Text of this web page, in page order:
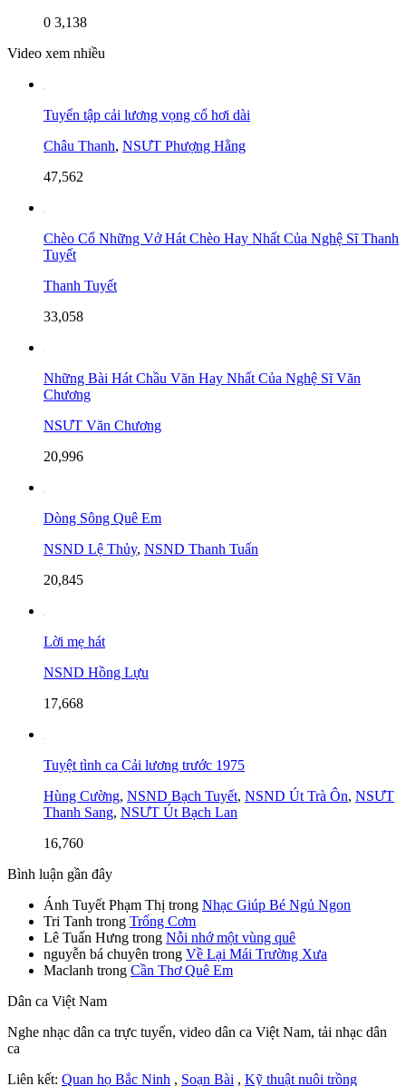
0 3,138
Video xem nhiều
Tuyển tập cải lương vọng cổ hơi dài
Châu Thanh, NSƯT Phượng Hằng
47,562
Chèo Cổ Những Vở Hát Chèo Hay Nhất Của Nghệ Sĩ Thanh
Tuyết
Thanh Tuyết
33,058
Những Bài Hát Chầu Văn Hay Nhất Của Nghệ Sĩ Văn
Chương
NSƯT Văn Chương
20,996
Dòng Sông Quê Em
NSND Lệ Thủy, NSND Thanh Tuấn
20,845
Lời mẹ hát
NSND Hồng Lựu
17,668
Tuyệt tình ca Cải lương trước 1975
Hùng Cường, NSND Bạch Tuyết, NSND Út Trà Ôn, NSƯT
Thanh Sang, NSƯT Út Bạch Lan
16,760
Bình luận gần đây
Ánh Tuyết Phạm Thị trong Nhạc Giúp Bé Ngủ Ngon
Tri Tanh trong Trống Cơm
Lê Tuấn Hưng trong Nỗi nhớ một vùng quê
nguyễn bá chuyên trong Về Lại Mái Trường Xưa
Maclanh trong Cần Thơ Quê Em
Dân ca Việt Nam
Nghe nhạc dân ca trực tuyến, video dân ca Việt Nam, tải nhạc dân
ca
Liên kết: Quan họ Bắc Ninh , Soạn Bài , Kỹ thuật nuôi trồng